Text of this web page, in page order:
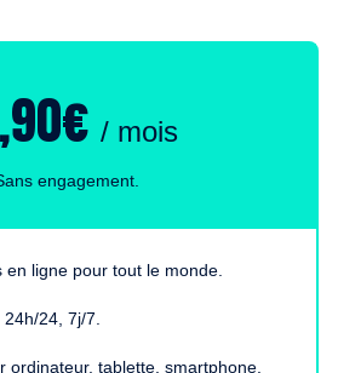
/ mois
engagement.
en ligne pour tout le monde.
24, 7j/7.
ordinateur, tablette, smartphone.